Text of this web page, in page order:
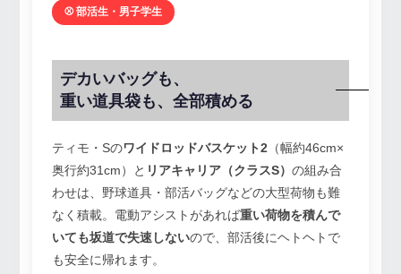
⚾ 部活生・男子学生
デカいバッグも、
重い道具袋も、全部積める
ティモ・Sのワイドロッドバスケット2 （幅約46cm×
奥行約31cm）と リアキャリア（クラスS）の組み合
わせは、野球道具・部活バッグなどの大型荷物も難
なく積載。電動アシストがあれば重い荷物を積んで
いても坂道で失速しないので、部活後にヘトヘトで
も安全に帰れます。